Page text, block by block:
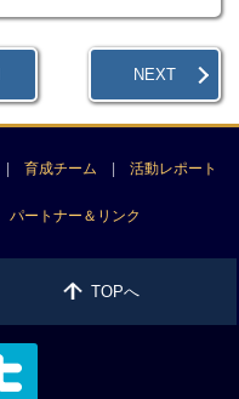
NEXT
育成チーム 活動レポート
パートナー＆リンク
TOPへ